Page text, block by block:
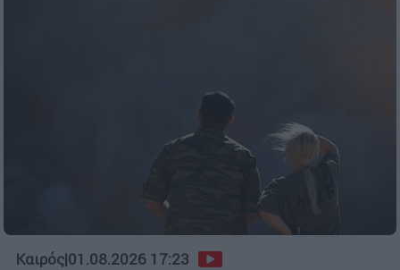
Καιρός|01.08.2026 17:23